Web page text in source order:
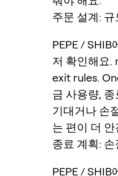
주문 설계:
PEPE / SHIB
저 확인해요
exit rules.
금 사용량,
기대거나 손
는 편이 더
종료 계획: 손
PEPE /